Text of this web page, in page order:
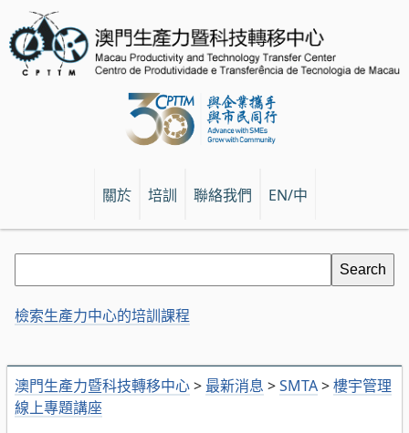
關於 培訓 聯絡我們 EN/中
澳門生產力暨科技轉移中心> 最新消息 >SMTA>樓宇管理
線上專題講座
檢索生產力中心的培訓課程